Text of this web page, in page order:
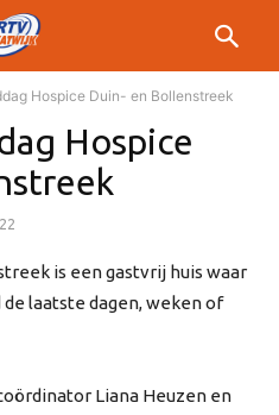
Hospice Duin- en Bollenstreek
Hospice
is een gastvrij huis waar
laatste dagen, weken of
Liana Heuzen en